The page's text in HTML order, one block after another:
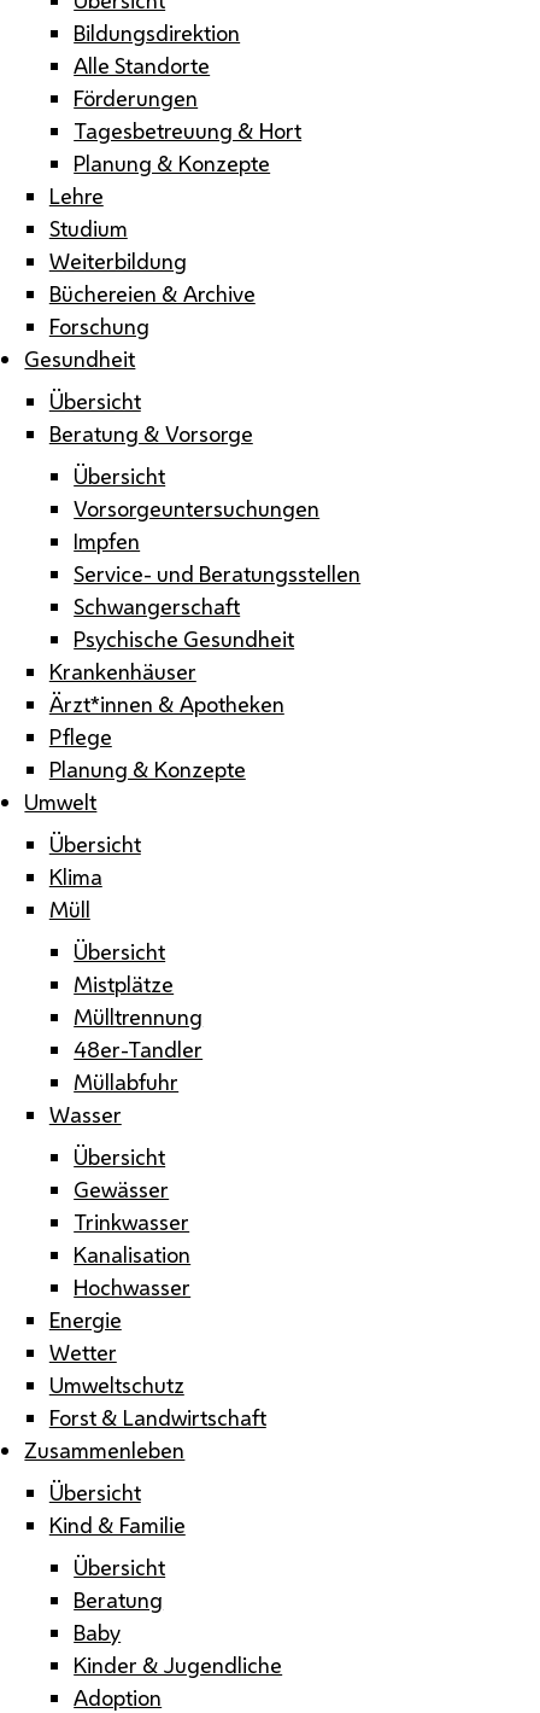
Bildungsdirektion
Alle Standorte
Förderungen
Tagesbetreuung & Hort
Planung & Konzepte
Lehre
Studium
Weiterbildung
Büchereien & Archive
Forschung
Gesundheit
Übersicht
Beratung & Vorsorge
Übersicht
Vorsorgeuntersuchungen
Impfen
Service- und Beratungsstellen
Schwangerschaft
Psychische Gesundheit
Krankenhäuser
Ärzt*innen & Apotheken
Pflege
Planung & Konzepte
Umwelt
Übersicht
Klima
Müll
Übersicht
Mistplätze
Mülltrennung
48er-Tandler
Müllabfuhr
Wasser
Übersicht
Gewässer
Trinkwasser
Kanalisation
Hochwasser
Energie
Wetter
Umweltschutz
Forst & Landwirtschaft
Zusammenleben
Übersicht
Kind & Familie
Übersicht
Beratung
Baby
Kinder & Jugendliche
Adoption